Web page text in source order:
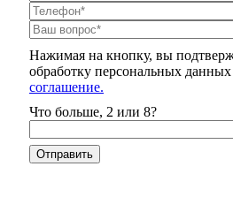
Нажимая на кнопку, вы
обработку персональных
соглашение.
Что больше, 2 или 8?